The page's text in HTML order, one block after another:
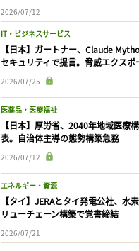
2026/07/12
IT・ビジネスサービス
【日本】ガートナー、Claude
セキュリティで提言。脅威エクスポ
2026/07/25
医薬品・医療福祉
【日本】厚労省、2040年地域医療
表。自治体主導の態勢構築急務
2026/07/12
エネルギー・資源
【タイ】JERAとタイ発電公社、水
リューチェーン構築で覚書締結
2026/07/21